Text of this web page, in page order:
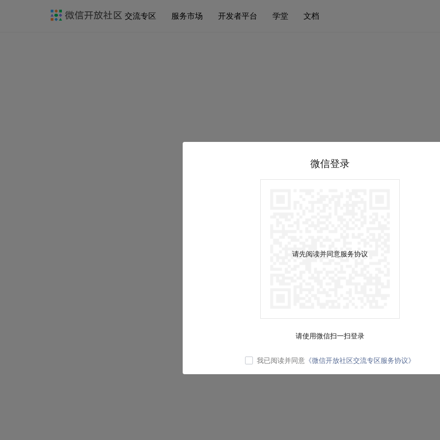
交流专区 服务市场 开发者平台 学堂 文档
微信登录
请先阅读并同意服务协议
请使用微信扫一扫登录
我已阅读并同意 《微信开放社区交流专区服务协议》